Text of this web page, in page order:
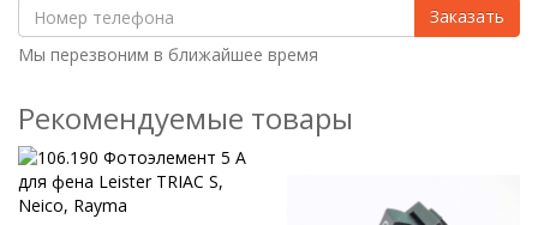
Заказать
Мы перезвоним в ближайшее время
Рекомендуемые товары